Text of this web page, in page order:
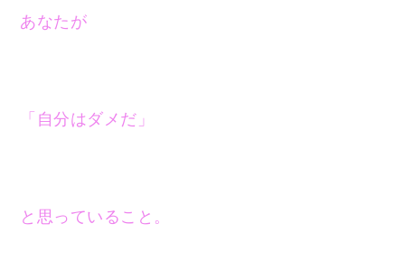
あなたが
「自分はダメだ」
と思っていること。